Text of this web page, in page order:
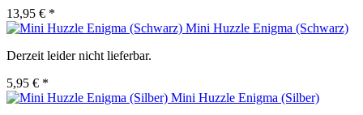
13,95 € *
Mini Huzzle Enigma (Schwarz)
Derzeit leider nicht lieferbar.
5,95 € *
Mini Huzzle Enigma (Silber)